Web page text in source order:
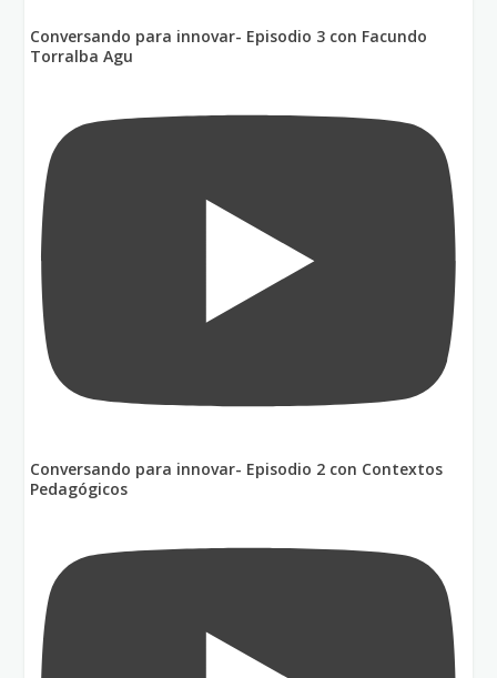
Conversando para innovar- Episodio 3 con Facundo
Torralba Agu
Conversando para innovar- Episodio 2 con Contextos
Pedagógicos